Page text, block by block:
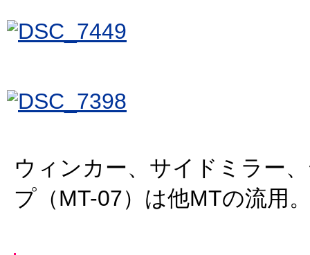
ウィンカー、サイドミラー
プ（MT-07）は他MTの流用